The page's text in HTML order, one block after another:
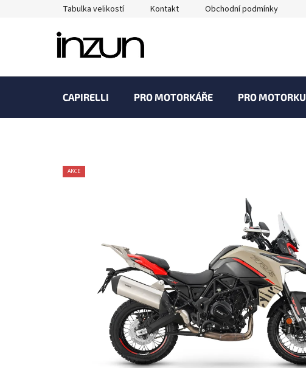
Tabulka velikostí Kontakt Obchodní podmínky
CAPIRELLI PRO MOTORKÁŘE PRO MOTORKU
AKCE